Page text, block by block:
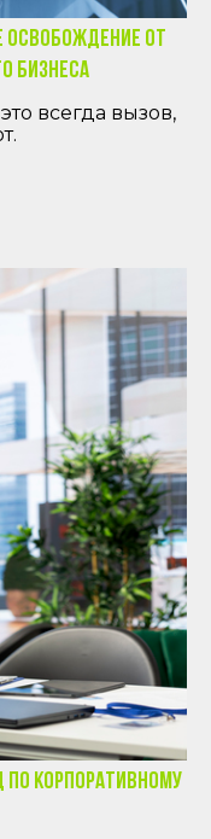
освобождение от
бизнеса
всегда вызов,
по корпоративному